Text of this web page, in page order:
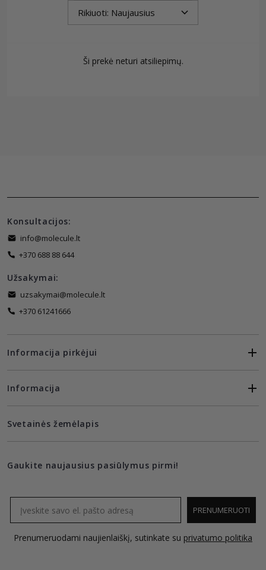
Ši prekė neturi atsiliepimų.
Konsultacijos:
info@molecule.lt
+370 688 88 644
Užsakymai:
uzsakymai@molecule.lt
+370 61241666
Informacija pirkėjui
Informacija
Svetainės žemėlapis
Gaukite naujausius pasiūlymus pirmi!
PRENUMERUOTI
Prenumeruodami naujienlaiškį, sutinkate su privatumo politika